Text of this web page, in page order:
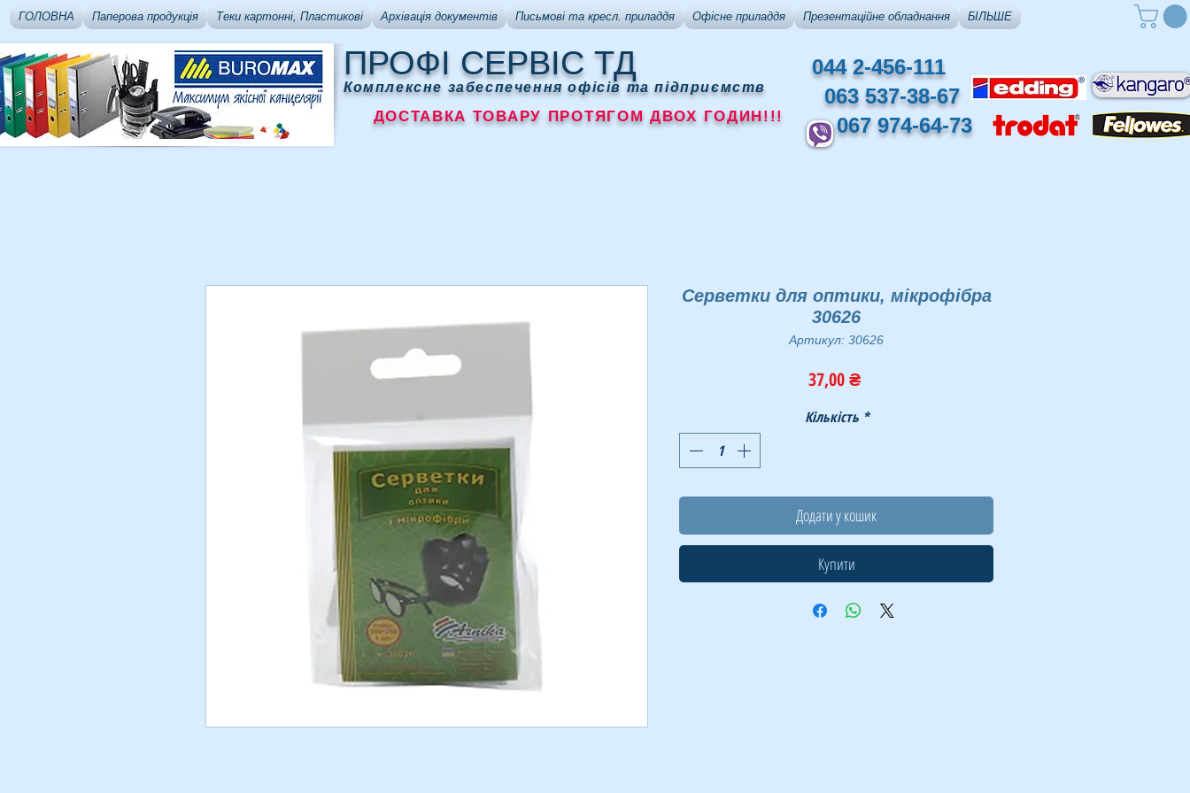
ГОЛОВНА Паперова продукція Теки картонні, Пластикові Архівація документів Письмові та кресл. приладдя Офісне приладдя Презентаційне обладнання БІЛЬШЕ
ПРОФІ СЕРВІС ТД
Комплексне забеспечення офісів та підприємств
ДОСТАВКА ТОВАРУ ПРОТЯГОМ ДВОХ ГОДИН!!!
044 2-456-111
063 537-38-67
067 974-64-73
Серветки для оптики, мікрофібра
30626
Артикул: 30626
37,00 ₴Ціна
Кількість *
Додати у кошик
Купити